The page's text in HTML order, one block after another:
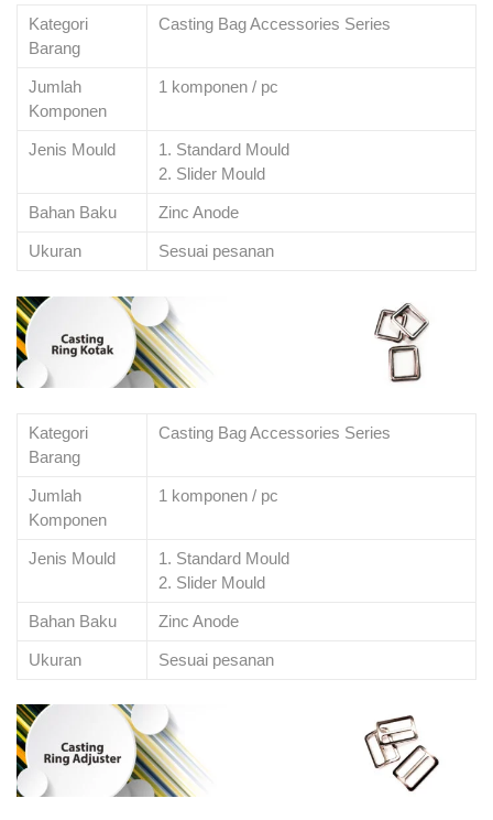
Kategori
Barang
Casting Bag Accessories Series
Jumlah
Komponen
1 komponen / pc
Jenis Mould
1. Standard Mould
2. Slider Mould
Bahan Baku Zinc Anode
Ukuran Sesuai pesanan
Kategori
Barang
Casting Bag Accessories Series
Jumlah
Komponen
1 komponen / pc
Jenis Mould
1. Standard Mould
2. Slider Mould
Bahan Baku Zinc Anode
Ukuran Sesuai pesanan